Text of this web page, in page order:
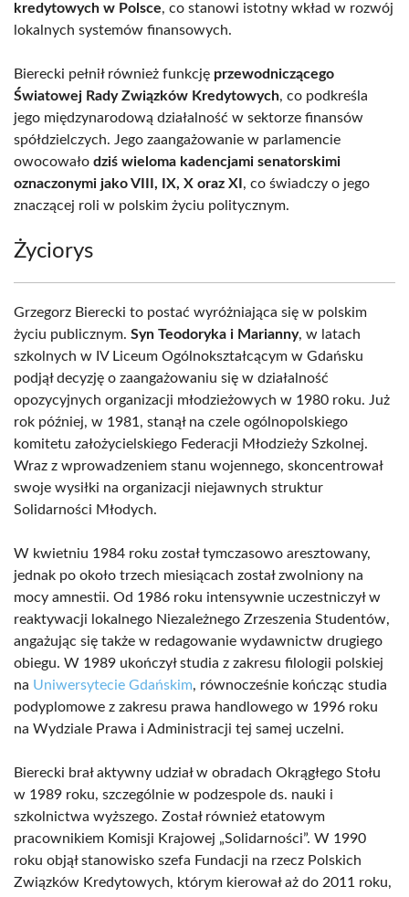
kredytowych w Polsce, co stanowi istotny wkład w rozwój
lokalnych systemów finansowych.
Bierecki pełnił również funkcję przewodniczącego
Światowej Rady Związków Kredytowych, co podkreśla
jego międzynarodową działalność w sektorze finansów
spółdzielczych. Jego zaangażowanie w parlamencie
owocowało dziś wieloma kadencjami senatorskimi
oznaczonymi jako VIII, IX, X oraz XI , co świadczy o jego
znaczącej roli w polskim życiu politycznym.
Życiorys
Grzegorz Bierecki to postać wyróżniająca się w polskim
życiu publicznym. Syn Teodoryka i Marianny, w latach
szkolnych w IV Liceum Ogólnokształcącym w Gdańsku
podjął decyzję o zaangażowaniu się w działalność
opozycyjnych organizacji młodzieżowych w 1980 roku. Już
rok później, w 1981, stanął na czele ogólnopolskiego
komitetu założycielskiego Federacji Młodzieży Szkolnej.
Wraz z wprowadzeniem stanu wojennego, skoncentrował
swoje wysiłki na organizacji niejawnych struktur
Solidarności Młodych.
W kwietniu 1984 roku został tymczasowo aresztowany,
jednak po około trzech miesiącach został zwolniony na
mocy amnestii. Od 1986 roku intensywnie uczestniczył w
reaktywacji lokalnego Niezależnego Zrzeszenia Studentów,
angażując się także w redagowanie wydawnictw drugiego
obiegu. W 1989 ukończył studia z zakresu filologii polskiej
na Uniwersytecie Gdańskim, równocześnie kończąc studia
podyplomowe z zakresu prawa handlowego w 1996 roku
na Wydziale Prawa i Administracji tej samej uczelni.
Bierecki brał aktywny udział w obradach Okrągłego Stołu
w 1989 roku, szczególnie w podzespole ds. nauki i
szkolnictwa wyższego. Został również etatowym
pracownikiem Komisji Krajowej „Solidarności”. W 1990
roku objął stanowisko szefa Fundacji na rzecz Polskich
Związków Kredytowych, którym kierował aż do 2011 roku,